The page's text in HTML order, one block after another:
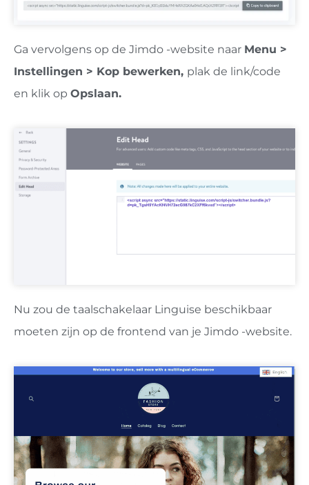
Ga vervolgens op de Jimdo -website naar Menu >
Instellingen > Kop bewerken, plak de link/code
en klik op Opslaan.
Nu zou de taalschakelaar Linguise beschikbaar
moeten zijn op de frontend van je Jimdo -website.